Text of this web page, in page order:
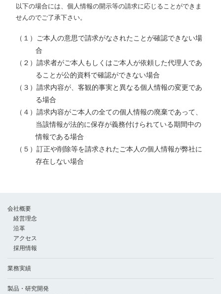
以下の場合には、個人情報の開示等の請求に応じることができま
せんのでご了承下さい。
（１）ご本人の意思で請求がなされたことが確認できない場
合
（２）請求者がご本人もしくはご本人が依頼した代理人であ
ることが公的資料で確認ができない場合
（３）請求内容が、客観的事実と異なる個人情報の変更であ
る場合
（４）請求内容がご本人の全ての個人情報の廃棄であって、
当該情報が法的に保存が義務付けられている期間中の
情報である場合
（５）訂正や削除等を請求されたご本人の個人情報が弊社に
存在しない場合
会社概要
経営理念
沿革
アクセス
採用情報
業務実績
製品・研究開発